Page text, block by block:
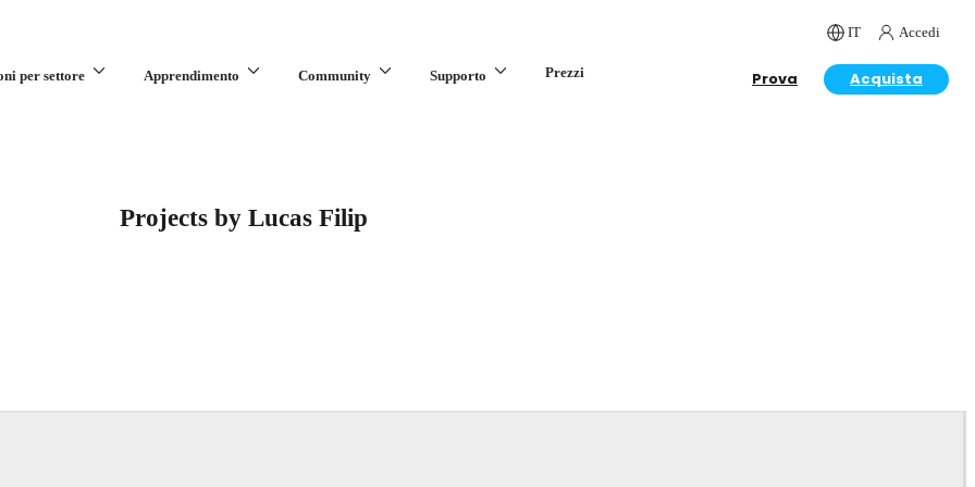
IT Accedi
per settore Apprendimento Community Supporto Prezzi Prova Acquista
Projects by Lucas Filip